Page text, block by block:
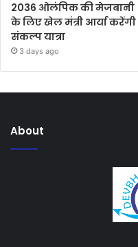
2036 ओलंपिक की मेजबानी
के लिए खेल मंत्री आर्या करेंगी
संकल्प यात्रा
3 days ago
About